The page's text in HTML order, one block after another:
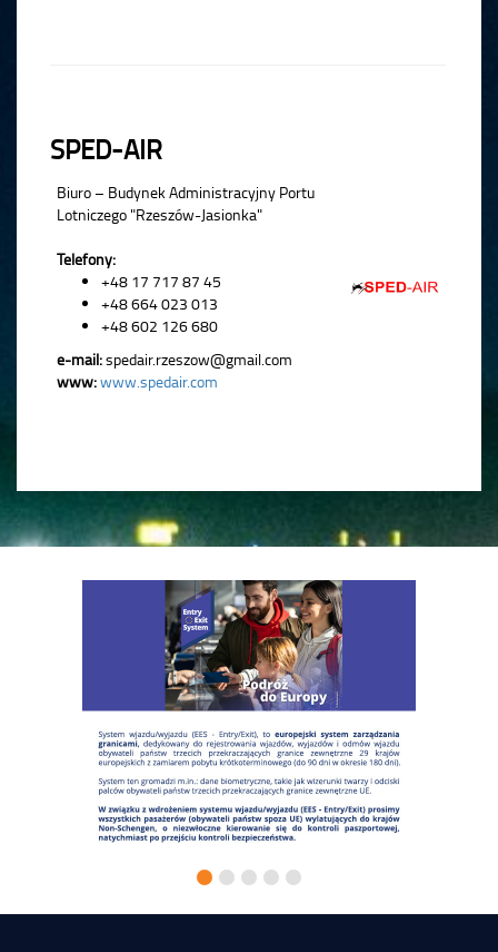
SPED-AIR
Biuro – Budynek Administracyjny Portu
Lotniczego "Rzeszów-Jasionka"
Telefony:
+48 17 717 87 45
+48 664 023 013
+48 602 126 680
e-mail:spedair.rzeszow@gmail.com
www:www.spedair.com